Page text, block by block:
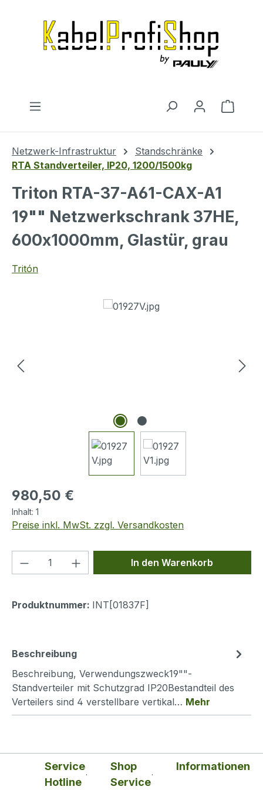
Netzwerk-Infrastruktur
Standschränke
RTA Standverteiler, IP20, 1200/1500kg
Triton RTA-37-A61-CAX-A1
19"" Netzwerkschrank 37HE,
600x1000mm, Glastür, grau
Tritón
Bildergalerie überspringen
Regulärer Preis:
980,50 €
Inhalt: 1
Preise inkl. MwSt. zzgl. Versandkosten
Produkt Anzahl: Gib denIn den Warenkorb
Produktnummer: INT[01837F]
Beschreibung
Beschreibung, Verwendungszweck19""-
Standverteiler mit Schutzgrad IP20Bestandteil des
Verteilers sind 4 verstellbare vertikal… Mehr
Service
Hotline
Shop
Service
Informationen